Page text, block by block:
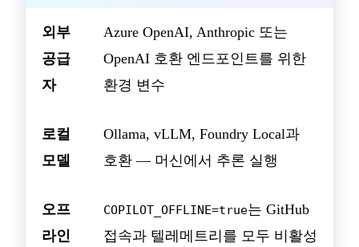
외부
공급
자
Azure OpenAI, Anthropic 또는
OpenAI 호환 엔드포인트를 위한
환경 변수
로컬
모델
Ollama, vLLM, Foundry Local과
호환 — 머신에서 추론 실행
오프
라인
COPILOT_OFFLINE=true는 GitHub
접속과 텔레메트리를 모두 비활성